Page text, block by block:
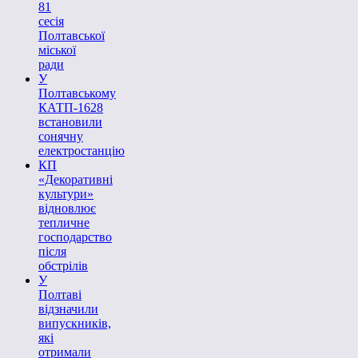
81
сесія
Полтавської
міської
ради
У
Полтавському
КАТП-1628
встановили
сонячну
електростанцію
КП
«Декоративні
культури»
відновлює
тепличне
господарство
після
обстрілів
У
Полтаві
відзначили
випускників,
які
отримали